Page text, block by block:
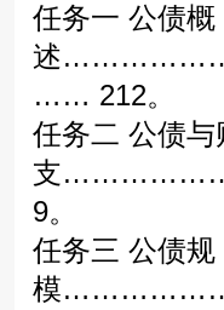
任务一 公债概
述
…… 212。
任务二 公债与
支
9。
任务三 公债规
模